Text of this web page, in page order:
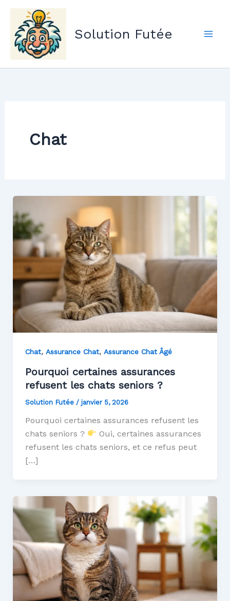
Aller
contenu
Solution Futée
Chat
Chat, Assurance Chat, Assurance Chat Âgé
Pourquoi certaines assurances
refusent les chats seniors ?
Solution Futée / janvier 5, 2026
Pourquoi certaines assurances refusent les
chats seniors ?
Oui, certaines assurances
refusent les chats seniors, et ce refus peut
[…]